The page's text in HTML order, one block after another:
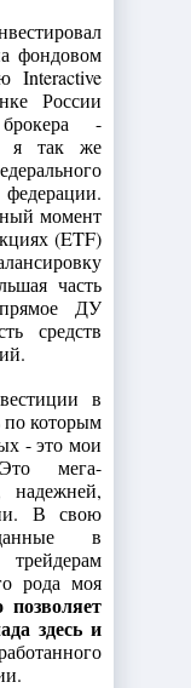
фондовом
Interactive
России
-
я так же
момент
(ETF)
часть
ДУ
средств
в
по которым
- это мои
мега-
В свою
в
рода моя
здесь и